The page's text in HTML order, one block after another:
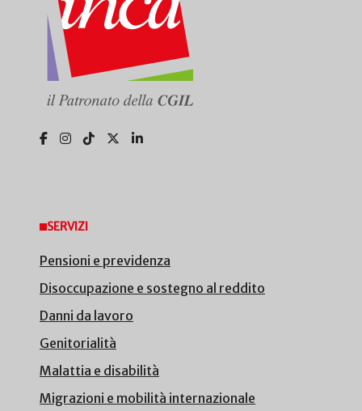
SERVIZI
Pensioni e previdenza
Disoccupazione e sostegno al reddito
Danni da lavoro
Genitorialità
Malattia e disabilità
Migrazioni e mobilità internazionale